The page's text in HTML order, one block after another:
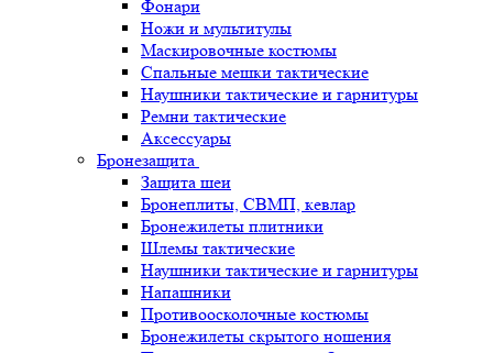
Фонари
Ножи и мультитулы
Маскировочные костюмы
Спальные мешки тактические
Наушники тактические и гарнитуры
Ремни тактические
Аксессуары
Бронезащита
Защита шеи
Бронеплиты, СВМП, кевлар
Бронежилеты плитники
Шлемы тактические
Наушники тактические и гарнитуры
Напашники
Противоосколочные костюмы
Бронежилеты скрытого ношения